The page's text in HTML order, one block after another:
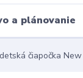
a plánovanie
čiapočka